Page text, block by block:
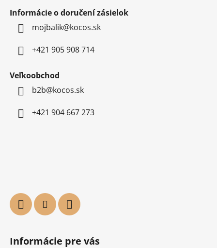
Informácie o doručení zásielok
mojbalik@kocos.sk
+421 905 908 714
Veľkoobchod
b2b@kocos.sk
+421 904 667 273
Informácie pre vás